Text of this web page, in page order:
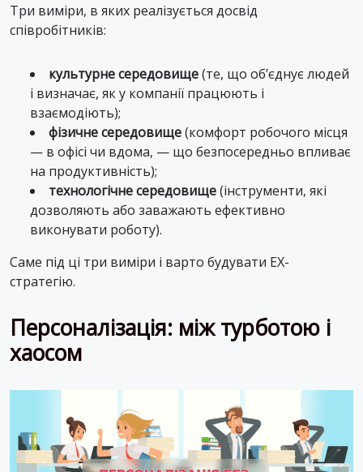
Три виміри, в яких реалізується досвід
співробітників:
культурне середовище(те, що об’єднує людей
і визначає, як у компанії працюють і
взаємодіють);
фізичне середовище(комфорт робочого місця
— в офісі чи вдома, — що безпосередньо впливає
на продуктивність);
технологічне середовище(інструменти, які
дозволяють або заважають ефективно
виконувати роботу).
Саме під ці три виміри і варто будувати EX-
стратегію.
Персоналізація: між турботою і
хаосом